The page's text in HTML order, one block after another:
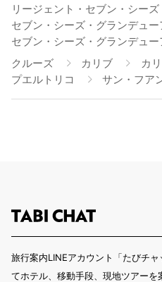
リージェント・セブン・シー
セブン・シーズ・グランデュー
セブン・シーズ・グランデュ
クルーズ
カリブ カ
プエルトリコ
サン・フア
旅行案内LINEアカウント「たびチ
てホテル、移動手段、現地ツアーを